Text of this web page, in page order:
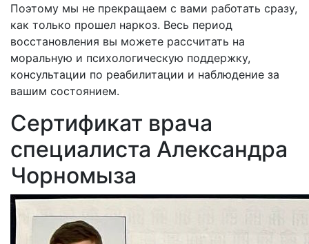
Поэтому мы не прекращаем с вами работать сразу,
как только прошел наркоз. Весь период
восстановления вы можете рассчитать на
моральную и психологическую поддержку,
консультации по реабилитации и наблюдение за
вашим состоянием.
Сертификат врача
специалиста Александра
Чорномыза